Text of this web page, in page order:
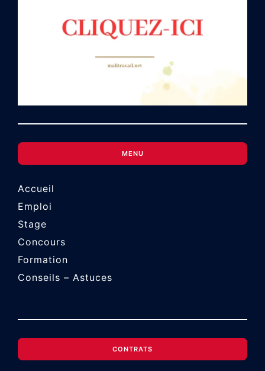
MENU
Accueil
Emploi
Stage
Concours
Formation
Conseils – Astuces
CONTRATS